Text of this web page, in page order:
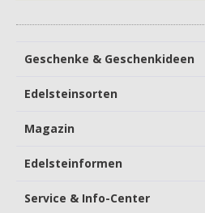
Geschenke & Geschenkideen
Edelsteinsorten
Magazin
Edelsteinformen
Service & Info-Center